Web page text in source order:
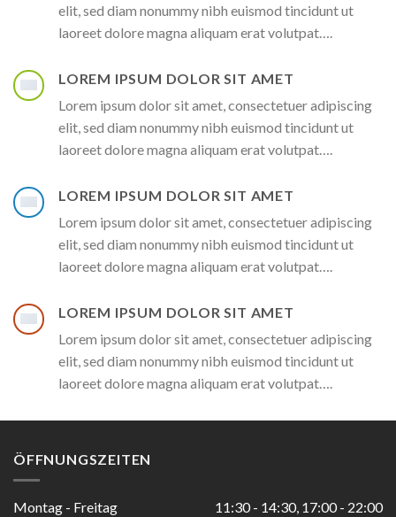
elit, sed diam nonummy nibh euismod tincidunt ut
laoreet dolore magna aliquam erat volutpat….
LOREM IPSUM DOLOR SIT AMET
Lorem ipsum dolor sit amet, consectetuer adipiscing
elit, sed diam nonummy nibh euismod tincidunt ut
laoreet dolore magna aliquam erat volutpat….
LOREM IPSUM DOLOR SIT AMET
Lorem ipsum dolor sit amet, consectetuer adipiscing
elit, sed diam nonummy nibh euismod tincidunt ut
laoreet dolore magna aliquam erat volutpat….
LOREM IPSUM DOLOR SIT AMET
Lorem ipsum dolor sit amet, consectetuer adipiscing
elit, sed diam nonummy nibh euismod tincidunt ut
laoreet dolore magna aliquam erat volutpat….
ÖFFNUNGSZEITEN
Montag - Freitag 11:30 - 14:30, 17:00 - 22:00